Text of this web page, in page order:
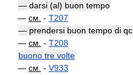
— darsi (al) buon tempo
— см. - T207
— prendersi buon tempo di qc
— см. - T208
buono tre volte
— см. - V933